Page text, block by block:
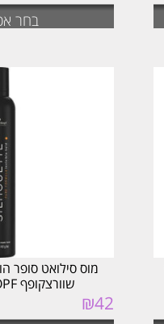
בחר
מוס סילואט סופר
שוורצקופף SCHWARZKOPF
₪42